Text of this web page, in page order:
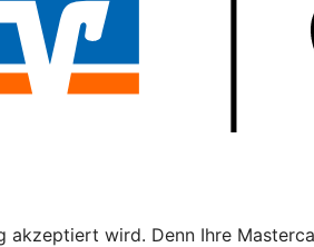
akzeptiert wird. Denn Ihre